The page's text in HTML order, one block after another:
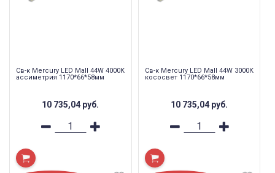
Св-к Mercury LED Mall 44W 4000К
ассиметрия 1170*66*58мм
10 735,04 руб.
Св-к Mercury LED Mall 44W 3000К
кососвет 1170*66*58мм
10 735,04 руб.